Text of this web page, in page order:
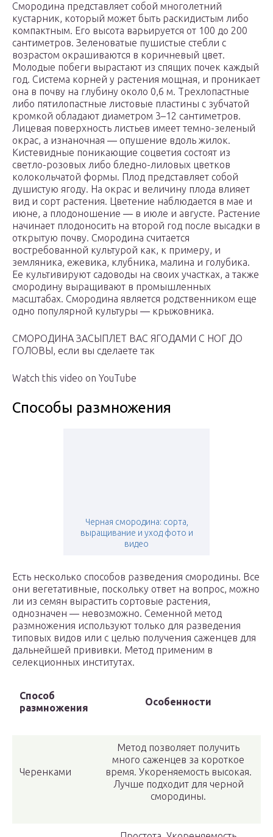
Смородина представляет собой многолетний
кустарник, который может быть раскидистым либо
компактным. Его высота варьируется от 100 до 200
сантиметров. Зеленоватые пушистые стебли с
возрастом окрашиваются в коричневый цвет.
Молодые побеги вырастают из спящих почек каждый
год. Система корней у растения мощная, и проникает
она в почву на глубину около 0,6 м. Трехлопастные
либо пятилопастные листовые пластины с зубчатой
кромкой обладают диаметром 3–12 сантиметров.
Лицевая поверхность листьев имеет темно-зеленый
окрас, а изнаночная ― опушение вдоль жилок.
Кистевидные поникающие соцветия состоят из
светло-розовых либо бледно-лиловых цветков
колокольчатой формы. Плод представляет собой
душистую ягоду. На окрас и величину плода влияет
вид и сорт растения. Цветение наблюдается в мае и
июне, а плодоношение ― в июле и августе. Растение
начинает плодоносить на второй год после высадки в
открытую почву. Смородина считается
востребованной культурой как, к примеру, и
земляника, ежевика, клубника, малина и голубика.
Ее культивируют садоводы на своих участках, а также
смородину выращивают в промышленных
масштабах. Смородина является родственником еще
одно популярной культуры ― крыжовника.
СМОРОДИНА ЗАСЫПЛЕТ ВАС ЯГОДАМИ С НОГ ДО
ГОЛОВЫ, если вы сделаете так
Watch this video on YouTube
Способы размножения
Черная смородина: сорта,
выращивание и уход фото и
видео
Есть несколько способов разведения смородины. Все
они вегетативные, поскольку ответ на вопрос, можно
ли из семян вырастить сортовые растения,
однозначен — невозможно. Семенной метод
размножения используют только для разведения
типовых видов или с целью получения саженцев для
дальнейшей прививки. Метод применим в
селекционных институтах.
Способ
размножения
Особенности
Черенками
Метод позволяет получить
много саженцев за короткое
время. Укореняемость высокая.
Лучше подходит для черной
смородины.